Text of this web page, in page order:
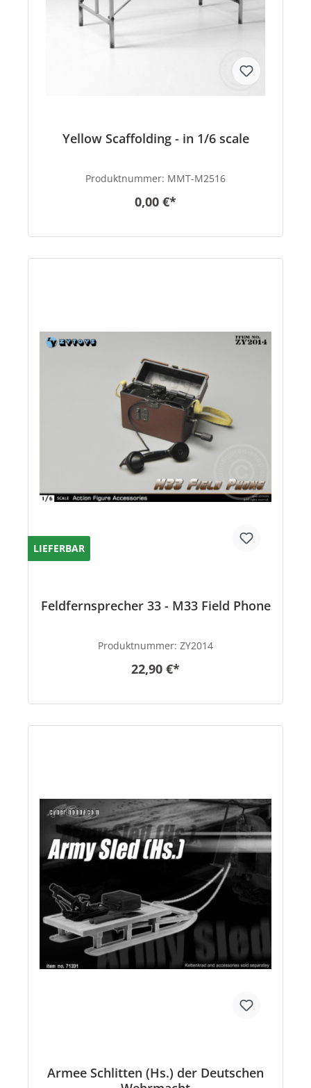
Yellow Scaffolding - in 1/6 scale
Produktnummer: MMT-M2516
0,00 €*
LIEFERBAR
Feldfernsprecher 33 - M33 Field Phone
Produktnummer: ZY2014
22,90 €*
Armee Schlitten (Hs.) der Deutschen